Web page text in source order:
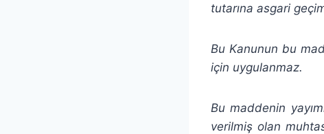
tutarına asgari
Bu Kanunun bu
için uygulanmaz.
Bu maddenin
verilmiş olan